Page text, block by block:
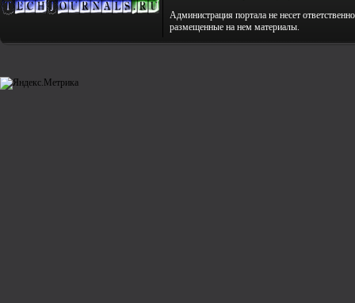
Администрация портала не несет
размещенные на нем материалы.